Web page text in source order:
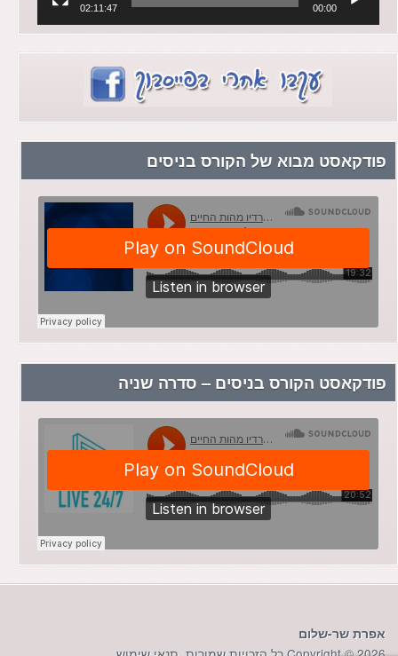
00:00
02:11:47
פודקאסט מבוא של הקורס בניסים
פודקאסט הקורס בניסים – סדרה שניה
אפרת שר-שלום